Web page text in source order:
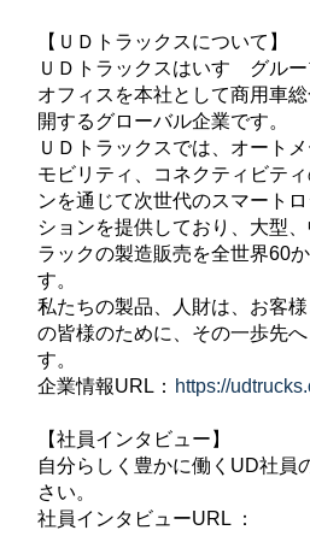
【ＵＤトラックスについて】
ＵＤトラックスはいすゞグル
オフィスを本社として商用車
開するグローバル企業です。
ＵＤトラックスでは、オート
モビリティ、コネクティビテ
ンを通じて次世代のスマート
ションを提供しており、大型
ラックの製造販売を全世界60
す。
私たちの製品、人財は、お客
の皆様のために、その一歩先
す。
企業情報URL： https://
【社員インタビュー】
自分らしく豊かに働くUD社員
さい。
社員インタビューURL ：